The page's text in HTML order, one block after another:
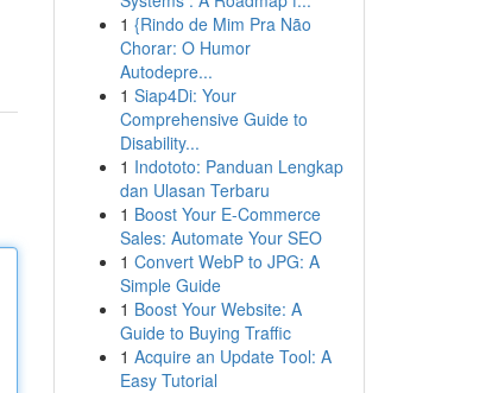
1 {Rindo de Mim Pra Não
Chorar: O Humor
Autodepre...
1 Siap4Di: Your
Comprehensive Guide to
Disability...
1 Indototo: Panduan Lengkap
dan Ulasan Terbaru
1 Boost Your E-Commerce
Sales: Automate Your SEO
1 Convert WebP to JPG: A
Simple Guide
1 Boost Your Website: A
Guide to Buying Traffic
1 Acquire an Update Tool: A
Easy Tutorial